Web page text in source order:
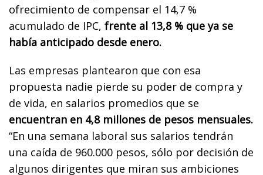
ofrecimiento de compensar el 14,7 %
acumulado de IPC, frente al 13,8 % que ya se
había anticipado desde enero.
Las empresas plantearon que con esa
propuesta nadie pierde su poder de compra y
de vida, en salarios promedios que se
encuentran en 4,8 millones de pesos mensuales.
“En una semana laboral sus salarios tendrán
una caída de 960.000 pesos, sólo por decisión de
algunos dirigentes que miran sus ambiciones